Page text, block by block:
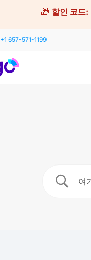
🎁 할인 코드:
+1 657-571-1199